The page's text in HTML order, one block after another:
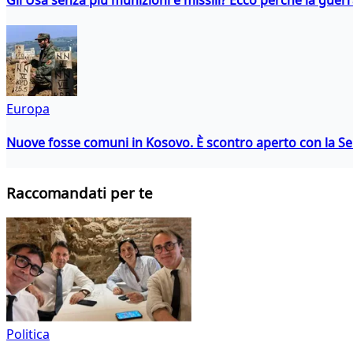
Europa
Nuove fosse comuni in Kosovo. È scontro aperto con la
Raccomandati per te
Politica